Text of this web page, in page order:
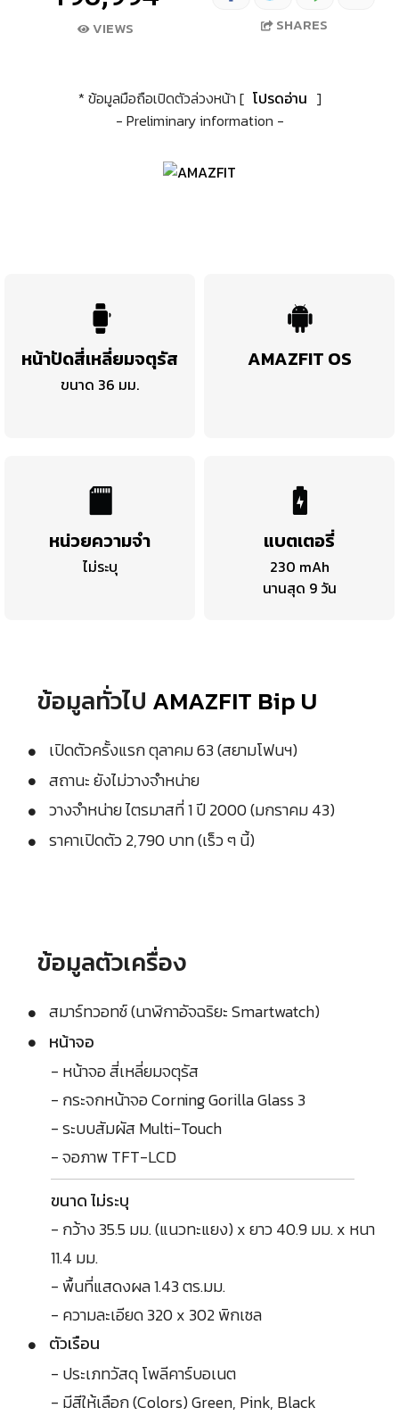
VIEWS SHARES
* ข้อมูลมือถือเปิดตัวล่วงหน้า [ โปรดอ่าน ]
- Preliminary information -
หน้าปัดสี่เหลี่ยมจตุรัส
ขนาด 36 มม.
AMAZFIT OS
หน่วยความจำ
ไม่ระบุ
แบตเตอรี่
230 mAh
นานสุด 9 วัน
ข้อมูลทั่วไป AMAZFIT Bip U
เปิดตัวครั้งแรก ตุลาคม 63 (สยามโฟนฯ)
สถานะ ยังไม่วางจำหน่าย
วางจำหน่าย ไตรมาสที่ 1 ปี 2000 (มกราคม 43)
ราคาเปิดตัว 2,790 บาท (เร็ว ๆ นี้)
ข้อมูลตัวเครื่อง
สมาร์ทวอทช์ (นาฬิกาอัจฉริยะ Smartwatch)
หน้าจอ
- หน้าจอ สี่เหลี่ยมจตุรัส
- กระจกหน้าจอ Corning Gorilla Glass 3
- ระบบสัมผัส Multi-Touch
- จอภาพ TFT-LCD
ขนาด ไม่ระบุ
- กว้าง 35.5 มม. (แนวทะแยง) x ยาว 40.9 มม. x หนา
11.4 มม.
- พื้นที่แสดงผล 1.43 ตร.มม.
- ความละเอียด 320 x 302 พิกเซล
ตัวเรือน
- ประเภทวัสดุ โพลีคาร์บอเนต
- มีสีให้เลือก (Colors) Green, Pink, Black